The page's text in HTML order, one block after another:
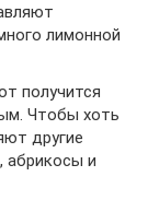
лимонной
получится
Чтобы хоть
другие
абрикосы и